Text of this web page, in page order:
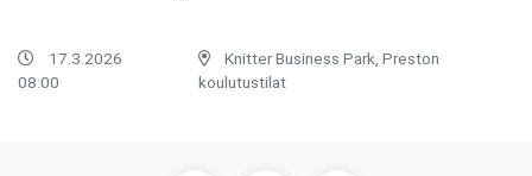
17.3.2026
08:00
Knitter Business Park, Preston
koulutustilat